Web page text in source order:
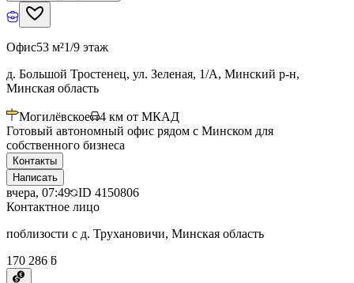
Офис53 м²1/9 этаж
д. Большой Тростенец, ул. Зеленая, 1/А, Минский р-н,
Минская область
Могилёвское 4 км от МКАД
Готовый автономный офис рядом с Минском для
собственного бизнеса
Контакты
Написать
вчера, 07:49 ID 4150806
Контактное лицо
поблизости с д. Трухановичи, Минская область
170 286 ƃ